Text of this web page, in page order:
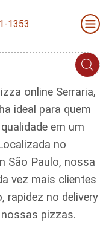
1353
online Serraria,
ideal para quem
em um
no
São Paulo, nossa
vez mais clientes
rapidez no delivery
pizzas.